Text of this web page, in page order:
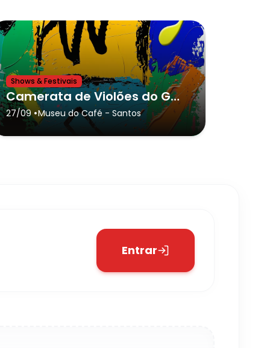
Shows & Festivais
Camerata de Violões do GURI de Santos no Museu do Café
27/09 •Museu do Café - Santos
Entrar